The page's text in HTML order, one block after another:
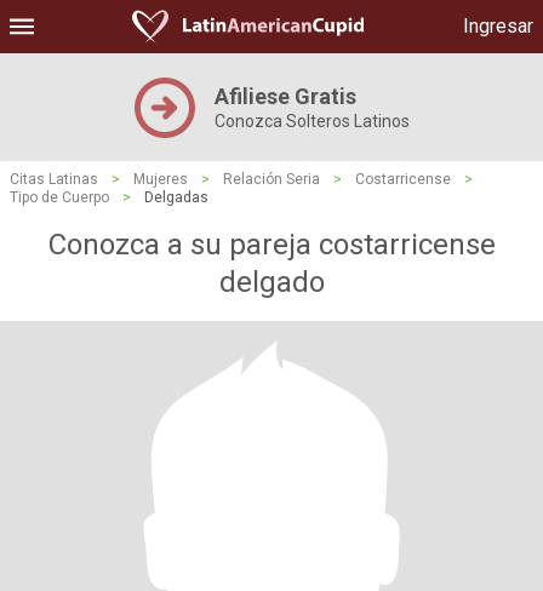
Ingresar
Afiliese Gratis
Conozca Solteros Latinos
Citas Latinas > Mujeres > Relación Seria > Costarricense
>
Tipo de Cuerpo
> Delgadas
Conozca a su pareja costarricense
delgado